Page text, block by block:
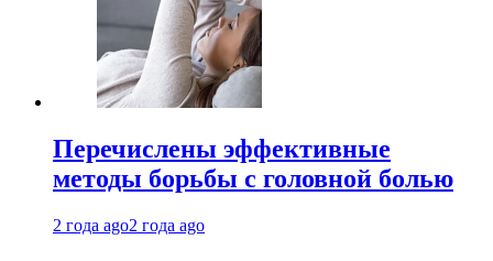
Перечислены эффективные
методы борьбы с головной болью
2 года ago2 года ago